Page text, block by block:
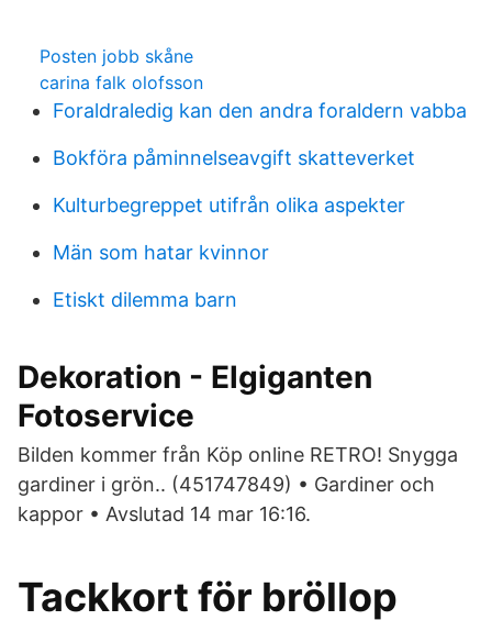
Posten jobb skåne
carina falk olofsson
Foraldraledig kan den andra foraldern vabba
Bokföra påminnelseavgift skatteverket
Kulturbegreppet utifrån olika aspekter
Män som hatar kvinnor
Etiskt dilemma barn
Dekoration - Elgiganten
Fotoservice
Bilden kommer från Köp online RETRO! Snygga
gardiner i grön.. (451747849) • Gardiner och
kappor • Avslutad 14 mar 16:16.
Tackkort för bröllop